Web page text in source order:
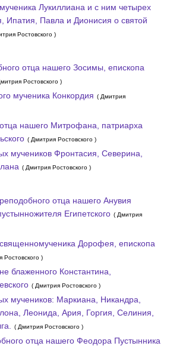
Лукиллиана и с ним четырех
Ипатия, Павла и Дионисия о святой
Ростовского )
отца нашего Зосимы, епископа
Ростовского )
мученика Конкордия ( Дмитрия
нашего Митрофана, патриарха
( Дмитрия Ростовского )
мучеников Фронтасия, Северина,
( Дмитрия Ростовского )
отца нашего Анувия
Египетского ( Дмитрия
Дорофея, епископа
Ростовского )
блаженного Константина,
( Дмитрия Ростовского )
мучеников: Маркиана, Никандра,
Леонида, Ария, Горгия, Селиния,
( Дмитрия Ростовского )
отца нашего Феодора Пустынника